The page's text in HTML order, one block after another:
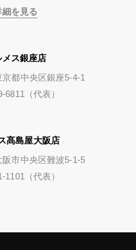
細を見る
メス銀座店
京都中央区銀座5-4-1
6811（代表）
髙島屋大阪店
阪市中央区難波5-1-5
1101（代表）